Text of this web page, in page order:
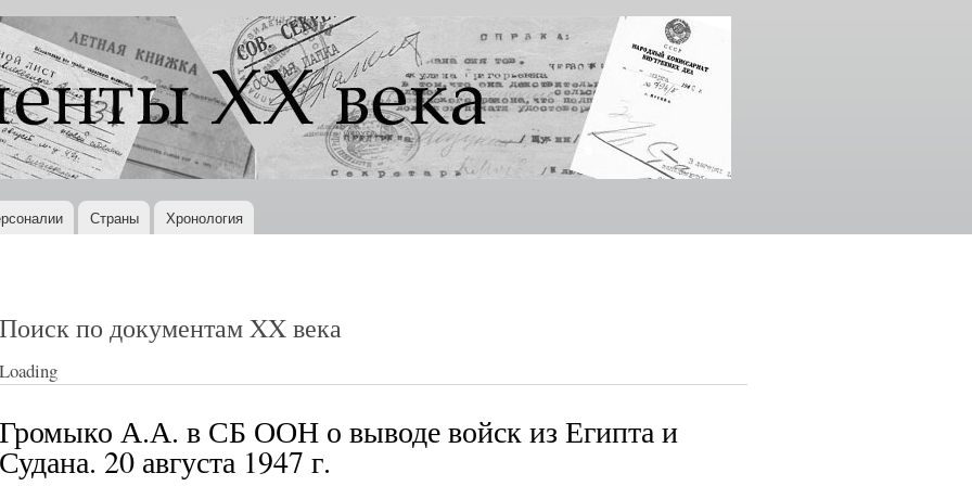
Перейти к
основному
содержанию
Страны Хронология
Поиск по документам XX века
Loading
Громыко А.А. в СБ ООН о выводе войск из Египта и
Судана. 20 августа 1947 г.